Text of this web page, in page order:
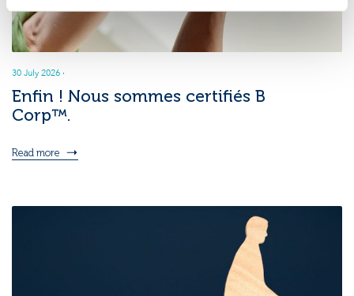
30 July 2026 ·
Enfin ! Nous sommes certifiés B
Corp™.
Read more